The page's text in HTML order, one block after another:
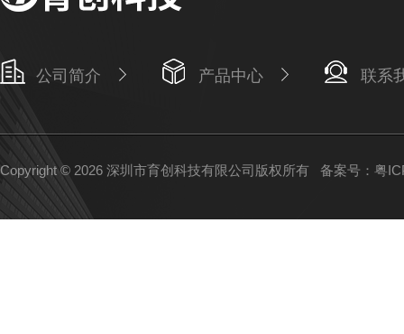
公司简介 产品中心 联系
Copyright © 2026 深圳市育创科技有限公司版权所有 备案号：粤